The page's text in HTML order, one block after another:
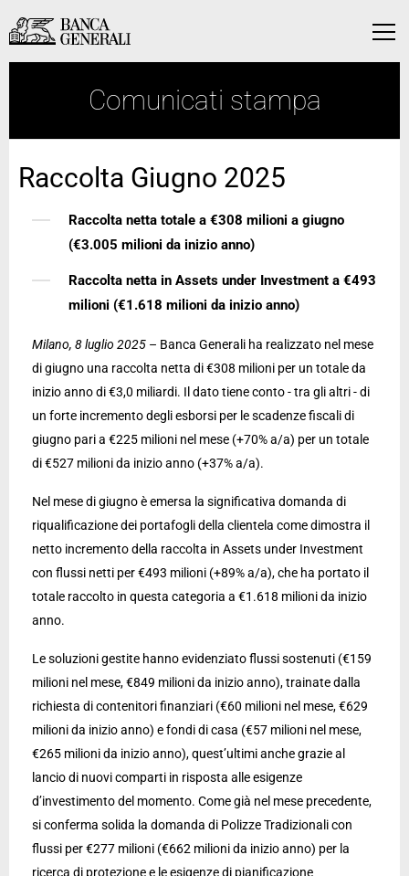
Vai al contenuto principale
Menu
Vai al contenuto principale
Comunicati stampa
Raccolta Giugno 2025
Raccolta netta totale a €308 milioni a giugno
(€3.005 milioni da inizio anno)
Raccolta netta in Assets under Investment a €493
milioni (€1.618 milioni da inizio anno)
Milano, 8 luglio 2025 – Banca Generali ha realizzato nel mese
di giugno una raccolta netta di €308 milioni per un totale da
inizio anno di €3,0 miliardi. Il dato tiene conto - tra gli altri - di
un forte incremento degli esborsi per le scadenze fiscali di
giugno pari a €225 milioni nel mese (+70% a/a) per un totale
di €527 milioni da inizio anno (+37% a/a).
Nel mese di giugno è emersa la significativa domanda di
riqualificazione dei portafogli della clientela come dimostra il
netto incremento della raccolta in Assets under Investment
con flussi netti per €493 milioni (+89% a/a), che ha portato il
totale raccolto in questa categoria a €1.618 milioni da inizio
anno.
Le soluzioni gestite hanno evidenziato flussi sostenuti (€159
milioni nel mese, €849 milioni da inizio anno), trainate dalla
richiesta di contenitori finanziari (€60 milioni nel mese, €629
milioni da inizio anno) e fondi di casa (€57 milioni nel mese,
€265 milioni da inizio anno), quest’ultimi anche grazie al
lancio di nuovi comparti in risposta alle esigenze
d’investimento del momento. Come già nel mese precedente,
si conferma solida la domanda di Polizze Tradizionali con
flussi per €277 milioni (€662 milioni da inizio anno) per la
ricerca di protezione e le esigenze di pianificazione